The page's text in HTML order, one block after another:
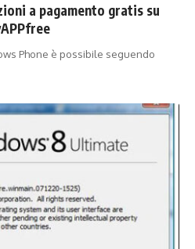
a pagamento gratis su
Phone è possibile seguendo